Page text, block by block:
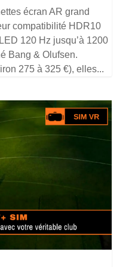
écran AR grand
compatibilité HDR10
120 Hz jusqu’à 1200
Bang & Olufsen.
275 à 325 €), elles...